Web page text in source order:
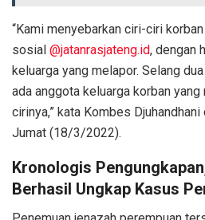
“Kami menyebarkan ciri-ciri
sosial @jatanrasjateng.id, dengan
keluarga yang melapor. Selang
ada anggota keluarga korban
cirinya,” kata Kombes
Jumat (18/3/2022).
Kronologis
Berhasil Ungkap Kasus